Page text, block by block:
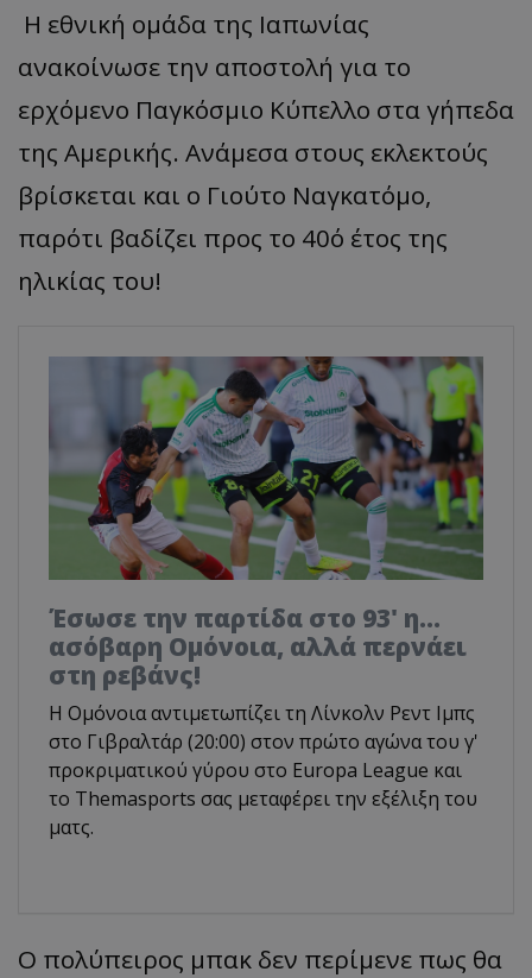
Η εθνική ομάδα της Ιαπωνίας
ανακοίνωσε την αποστολή για το
ερχόμενο Παγκόσμιο Κύπελλο σταγήπεδα
της Αμερικής. Ανάμεσα στους εκλεκτούς
βρίσκεται και ο Γιούτο Ναγκατόμο,
παρότι βαδίζει προς το 40ό έτος της
ηλικίας του!
Έσωσε την παρτίδα στο 93' η...
ασόβαρη Ομόνοια, αλλά περνάει
στη ρεβάνς!
Η Ομόνοια αντιμετωπίζει τη Λίνκολν Ρεντ Ιμπς
στο Γιβραλτάρ (20:00) στον πρώτο αγώνα του γ'
προκριματικού γύρου στο Europa League και
το Τhemasports σας μεταφέρει την εξέλιξη του
ματς.
Ο πολύπειρος μπακ δεν περίμενε πως θα